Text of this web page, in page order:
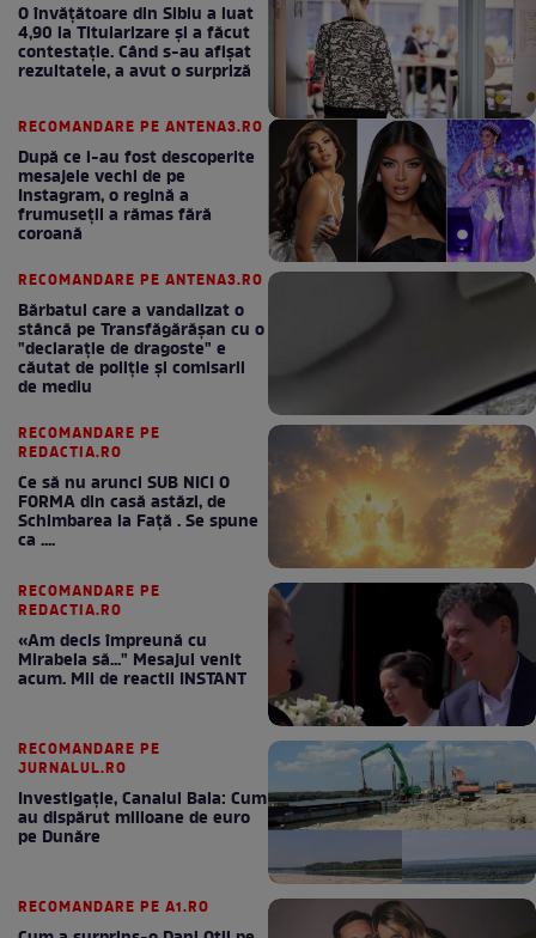
O învățătoare din Sibiu a luat
4,90 la Titularizare și a făcut
contestație. Când s-au afișat
rezultatele, a avut o surpriză
RECOMANDARE PE ANTENA3.RO
După ce i-au fost descoperite
mesajele vechi de pe
Instagram, o regină a
frumuseții a rămas fără
coroană
RECOMANDARE PE ANTENA3.RO
Bărbatul care a vandalizat o
stâncă pe Transfăgărășan cu o
"declaraţie de dragoste" e
căutat de poliție și comisarii
de mediu
RECOMANDARE PE
REDACTIA.RO
Ce să nu arunci SUB NICI O
FORMA din casă astăzi, de
Schimbarea la Față . Se spune
ca ....
RECOMANDARE PE
REDACTIA.RO
«Am decis împreună cu
Mirabela să..." Mesajul venit
acum. Mii de reactii INSTANT
RECOMANDARE PE
JURNALUL.RO
Investigație, Canalul Bala: Cum
au dispărut milioane de euro
pe Dunăre
RECOMANDARE PE A1.RO